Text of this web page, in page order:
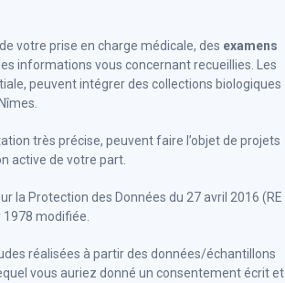
votre prise en charge médicale, des examens
informations vous concernant recueillies. Les
peuvent intégrer des collections biologiques
très précise, peuvent faire l’objet de projets
active de votre part.
la Protection des Données du 27 avril 2016 (RE
modifiée.
réalisées à partir des données/échantillons
vous auriez donné un consentement écrit et